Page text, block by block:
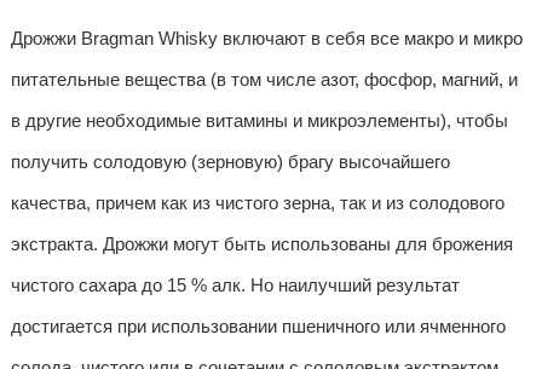
Дрожжи Bragman Whisky включают в себя все макро и микро
питательные вещества (в том числе азот, фосфор, магний, и
в другие необходимые витамины и микроэлементы), чтобы
получить солодовую (зерновую) брагу высочайшего
качества, причем как из чистого зерна, так и из солодового
экстракта. Дрожжи могут быть использованы для брожения
чистого сахара до 15 % алк. Но наилучший результат
достигается при использовании пшеничного или ячменного